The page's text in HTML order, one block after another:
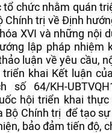
tổ chức nhằm quán
Chính trị về Định
XVI và những nội
lập pháp nhiệm
luận về yêu cầu,
khai Kết luận
số 64/KH-
hội triển khai
Bộ Chính trị để tạo
bảo đảm tiến độ,